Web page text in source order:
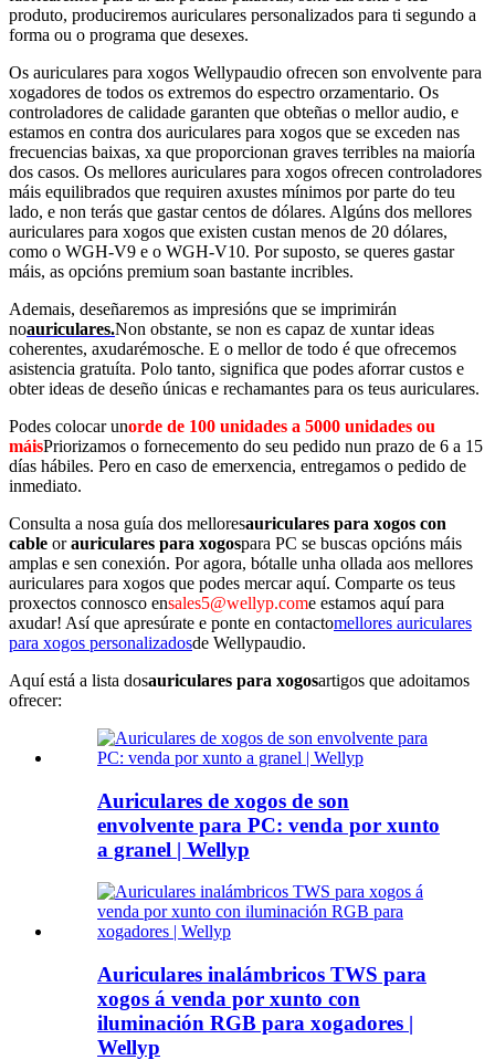
produto, produciremos auriculares personalizados para ti segundo a
forma ou o programa que desexes.
Os auriculares para xogos Wellypaudio ofrecen son envolvente para
xogadores de todos os extremos do espectro orzamentario. Os
controladores de calidade garanten que obteñas o mellor audio, e
estamos en contra dos auriculares para xogos que se exceden nas
frecuencias baixas, xa que proporcionan graves terribles na maioría
dos casos. Os mellores auriculares para xogos ofrecen controladores
máis equilibrados que requiren axustes mínimos por parte do teu
lado, e non terás que gastar centos de dólares. Algúns dos mellores
auriculares para xogos que existen custan menos de 20 dólares,
como o WGH-V9 e o WGH-V10. Por suposto, se queres gastar
máis, as opcións premium soan bastante incribles.
Ademais, deseñaremos as impresións que se imprimirán
noauriculares.Non obstante, se non es capaz de xuntar ideas
coherentes, axudarémosche. E o mellor de todo é que ofrecemos
asistencia gratuíta. Polo tanto, significa que podes aforrar custos e
obter ideas de deseño únicas e rechamantes para os teus auriculares.
Podes colocar unorde de 100 unidades a 5000 unidades ou
máisPriorizamos o fornecemento do seu pedido nun prazo de 6 a 15
días hábiles. Pero en caso de emerxencia, entregamos o pedido de
inmediato.
Consulta a nosa guía dos melloresauriculares para xogos con
cable orauriculares para xogospara PC se buscas opcións máis
amplas e sen conexión. Por agora, bótalle unha ollada aos mellores
auriculares para xogos que podes mercar aquí. Comparte os teus
proxectos connosco ensales5@wellyp.come estamos aquí para
axudar! Así que apresúrate e ponte en contactomellores auriculares
para xogos personalizadosde Wellypaudio.
Aquí está a lista dosauriculares para xogosartigos que adoitamos
ofrecer:
Auriculares de xogos de son
envolvente para PC: venda por xunto
a granel | Wellyp
Auriculares inalámbricos TWS para
xogos á venda por xunto con
iluminación RGB para xogadores |
Wellyp